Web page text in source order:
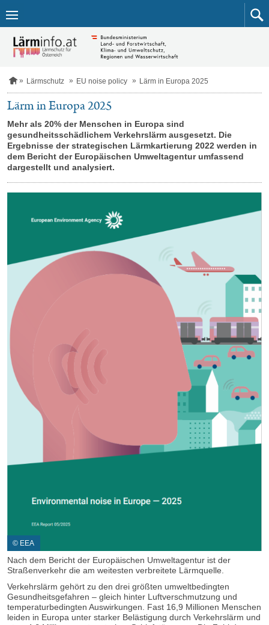
Zum
Inhalt
S
a
r
s
e
i
t
e
Lärmschutz EU noise policy Lärm in Europa 2025
Lärm in Europa 2025
Mehr als 20% der Menschen in Europa sind
gesundheitsschädlichem Verkehrslärm ausgesetzt. Die
Ergebnisse der strategischen Lärmkartierung 2022 werden in
dem Bericht der Europäischen Umweltagentur umfassend
dargestellt und analysiert.
© EEA
Nach dem Bericht der Europäischen Umweltagentur ist der
Straßenverkehr die am weitesten verbreitete Lärmquelle.
Verkehrslärm gehört zu den drei größten umweltbedingten
Gesundheitsgefahren – gleich hinter Luftverschmutzung und
temperaturbedingten Auswirkungen. Fast 16,9 Millionen Menschen
leiden in Europa unter starker Belästigung durch Verkehrslärm und